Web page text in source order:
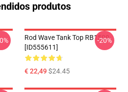
produtos
Rod Wave Tank Top RB1509
[ID555611]
€ 22,49$24.45
-20%